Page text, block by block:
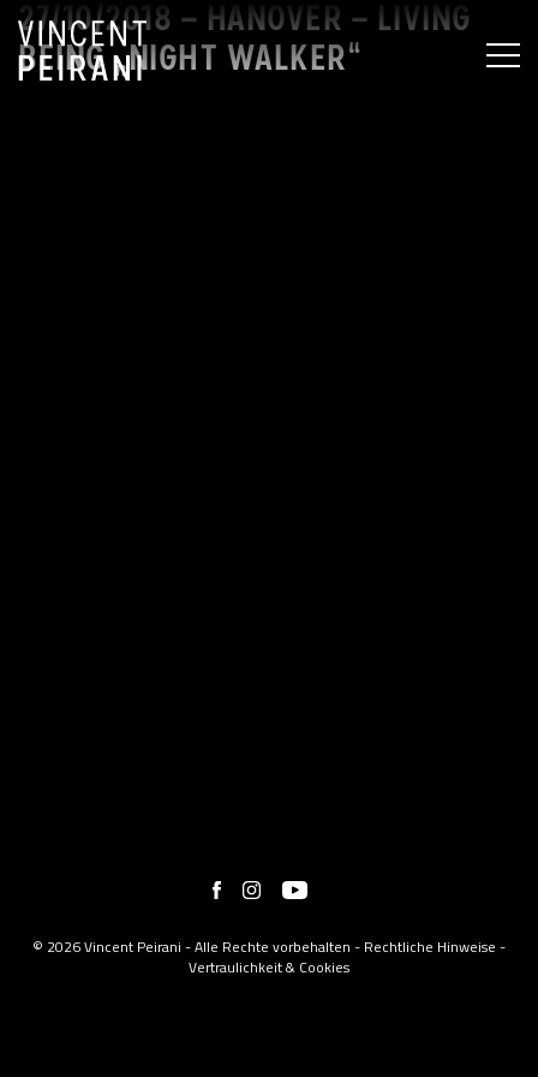
27/10/2018 – HANOVER – LIVING
BEING „NIGHT WALKER“
© 2026 Vincent Peirani - Alle Rechte vorbehalten - Rechtliche Hinweise -
Vertraulichkeit & Cookies